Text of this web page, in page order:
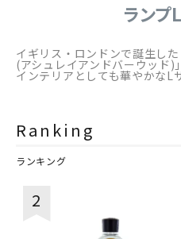
ランプ
イギリス・ロンドンで誕生し
(アシュレイアンドバーウッド)
インテリアとしても華やかなL
Ranking
ランキング